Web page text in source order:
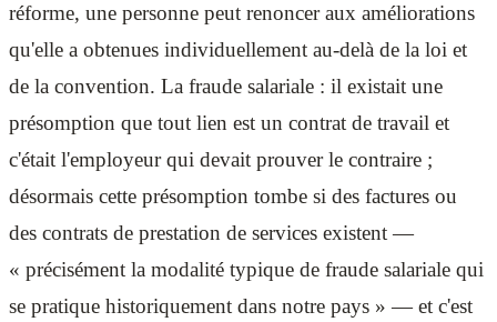
réforme, une personne peut renoncer aux améliorations
qu'elle a obtenues individuellement au-delà de la loi et
de la convention. La fraude salariale : il existait une
présomption que tout lien est un contrat de travail et
c'était l'employeur qui devait prouver le contraire ;
désormais cette présomption tombe si des factures ou
des contrats de prestation de services existent —
« précisément la modalité typique de fraude salariale qui
se pratique historiquement dans notre pays » — et c'est